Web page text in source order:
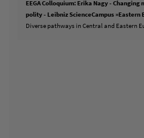
EEGA Colloquium: Erika Nagy -
polity - Leibniz ScienceCampus »Eastern
Diverse pathways in Central and Eastern